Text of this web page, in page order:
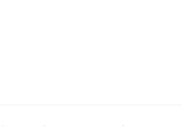
공식적으로 요구한 적이 없기 때문이다. 지